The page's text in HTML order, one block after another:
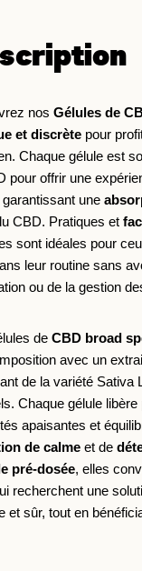
nos Gélules de
et discrète pour
Chaque gélule est
pour offrir une
garantissant une
CBD. Pratiques et
sont idéales pour
leur routine sans
ou de la gestion
de CBD broad
avec un
de la variété Sativa
Chaque gélule
de calme et de
pré-dosée, elles
recherchent une
et sûr, tout en